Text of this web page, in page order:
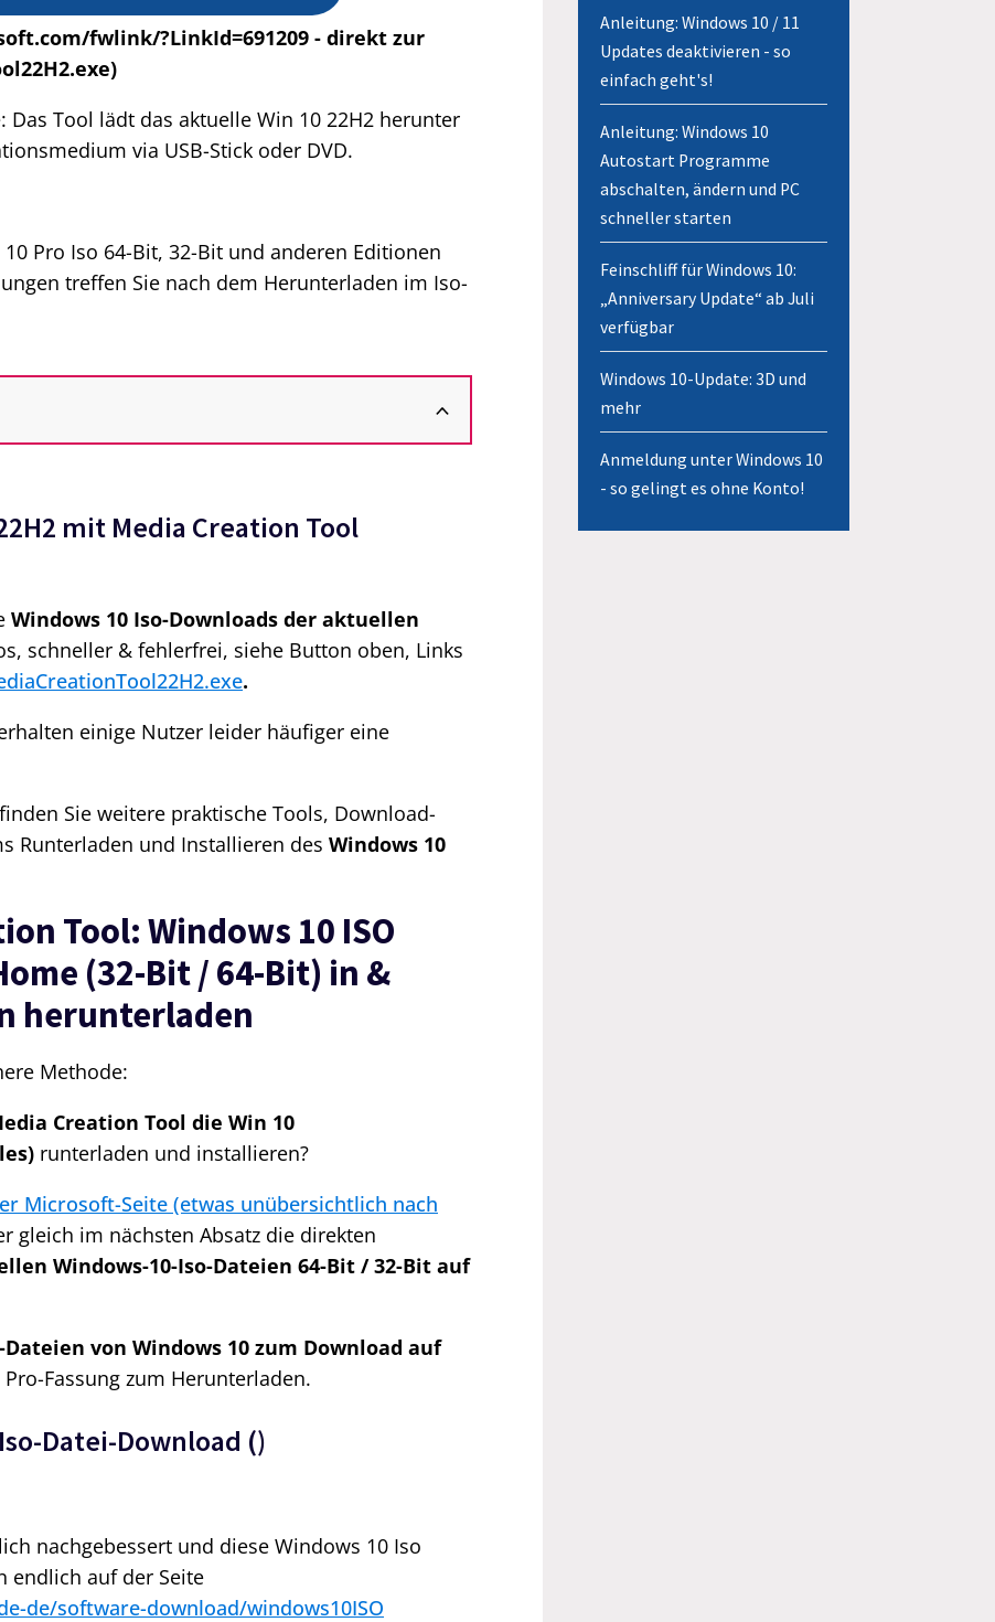
fwlink/?LinkId=691209 - direkt zur
Das Tool lädt das aktuelle Win 10 22H2 herunter
via USB-Stick oder DVD.
Pro Iso 64-Bit, 32-Bit und anderen Editionen
treffen Sie nach dem Herunterladen im Iso-
mit Media Creation Tool
Windows 10 Iso-Downloads der aktuellen
schneller & fehlerfrei, siehe Button oben, Links
.
einige Nutzer leider häufiger eine
Sie weitere praktische Tools, Download-
Runterladen und Installieren des Windows 10
Tool: Windows 10 ISO
(32-Bit / 64-Bit) in &
herunterladen
Methode:
Creation Tool die Win 10
runterladen und installieren?
Microsoft-Seite (etwas unübersichtlich nach
gleich im nächsten Absatz die direkten
Windows-10-Iso-Dateien 64-Bit / 32-Bit auf
Dateien von Windows 10 zum Download auf
Fassung zum Herunterladen.
Datei-Download ()
nachgebessert und diese Windows 10 Iso
endlich auf der Seite
de/software-download/windows10ISO
Anleitung: Windows 10 / 11
Updates deaktivieren - so
einfach geht's!
Anleitung: Windows 10
Autostart Programme
abschalten, ändern und PC
schneller starten
Feinschliff für Windows 10:
„Anniversary Update“ ab Juli
verfügbar
Windows 10-Update: 3D und
mehr
Anmeldung unter Windows 10
- so gelingt es ohne Konto!